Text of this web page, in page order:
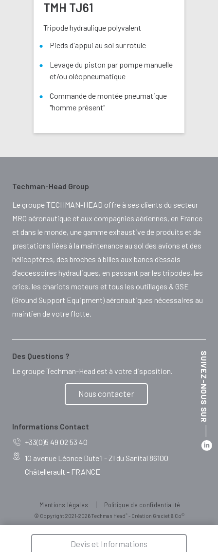
Devis et Informations
TMH TJ61
Tripode hydraulique polyvalent
Pieds d'appui au sol sur rotule
Levage du piston par pompe manuelle
et/ou oléopneumatique
Commande de montée pneumatique
"homme présent"
Techman-Head Group
Le groupe TECHMAN-HEAD offre à ses clients du secteur
MRO aéronautique et aux compagnies aériennes, en France
et dans le monde, une gamme exhaustive de produits et de
prestations liées à la maintenance au sol des avions et des
hélicoptères, des broches à billes aux bancs d’essais
d’accessoires hydrauliques, en passant par les tripodes, les
crics, les chariots moteurs et tous les outillages & GSE
(Ground Support Equipment) aéronautiques nécessaires au
maintien de votre flotte.
Des Questions ?
Le groupe Techman-Head est à votre disposition.
Nous contacter
Informations Contact
10 avenue Léonce Duteil - ZI du Sanital 86100
Châtellerault - FRANCE
+33(0)5 49 02 53 40
SUIVEZ-NOUS SUR
Mentions légales Politique de confidentialité
© Copyright 2021-2026 Techman Head®- Création Graciet & Co©